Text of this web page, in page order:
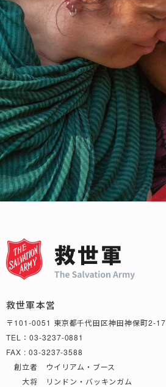
救世軍本営
〒101-0051 東京都千代田区神田神保町2-17
TEL：03-3237-0881
FAX : 03-3237-3588
創立者 ウイリアム・ブース
大将 リンドン・バッキンガム